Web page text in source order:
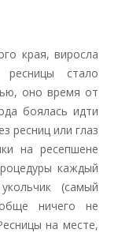
края, виросла
ресницы стало
оно время от
боялась идти
ресниц или глаз
на ресепшене
каждый
(самый
ничего не
на месте,